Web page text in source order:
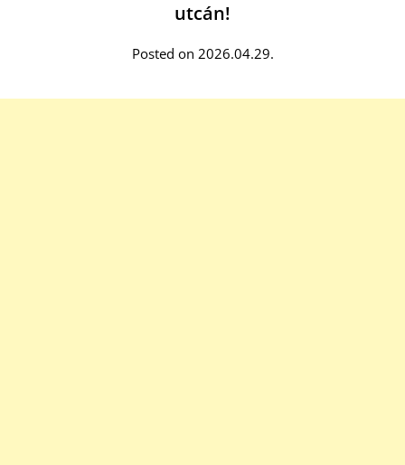
utcán!
Posted on 2026.04.29.